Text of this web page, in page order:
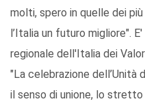
molti, spero in quelle dei
l’Italia un futuro migliore".
regionale dell'Italia dei
"La celebrazione dell’Unità
il senso di unione, lo